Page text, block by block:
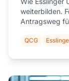
weiterbilden.
Antragsweg
QCG